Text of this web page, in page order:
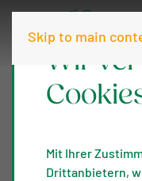
Skip to main
Wir
Mit Ihrer
Drittanbietern,